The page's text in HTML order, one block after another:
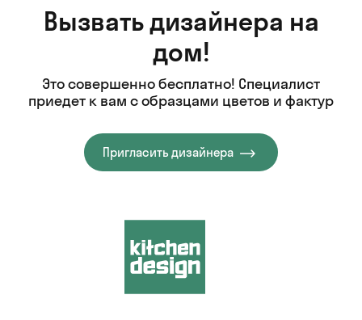
Вызвать дизайнера на
дом!
Это совершенно бесплатно! Специалист
приедет к вам с образцами цветов и фактур
Пригласить дизайнера